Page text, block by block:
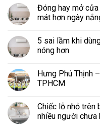
Đóng hay mở cửa
mát hơn ngày
5 sai lầm khi
nóng hơn
Hưng Phú Thịnh
TPHCM
Chiếc lỗ nhỏ trên
nhiều người chưa